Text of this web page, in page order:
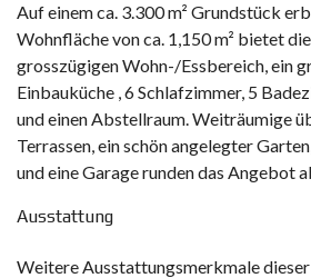
Auf einem ca. 3.300 m² Grundstück
Wohnfläche von ca. 1,150 m² bietet
grosszügigen Wohn-/Essbereich, ein
Einbauküche , 6 Schlafzimmer, 5
und einen Abstellraum. Weiträumige
Terrassen, ein schön angelegter
und eine Garage runden das Angebot
Ausstattung
Weitere Ausstattungsmerkmale